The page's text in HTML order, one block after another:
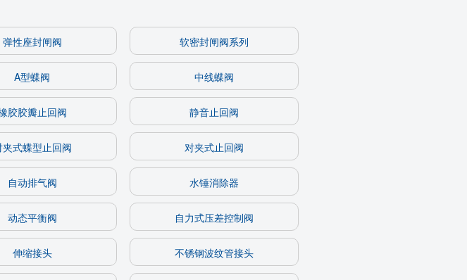
弹性座封闸阀 软密封闸阀系列
A型蝶阀 中线蝶阀
胶胶瓣止回阀 静音止回阀
夹式蝶型止回阀 对夹式止回阀
自动排气阀 水锤消除器
动态平衡阀 自力式压差控制阀
伸缩接头 不锈钢波纹管接头